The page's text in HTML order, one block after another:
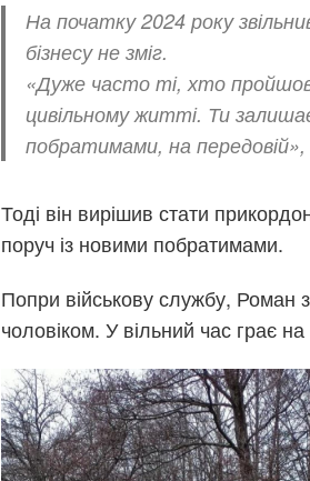
На початку 2024 року
бізнесу не зміг.
«Дуже часто ті, хто
цивільному житті. Ти
побратимами, на
Тоді він вирішив стати
поруч із новими побратимами.
Попри військову службу, Роман
чоловіком. У вільний час грає на